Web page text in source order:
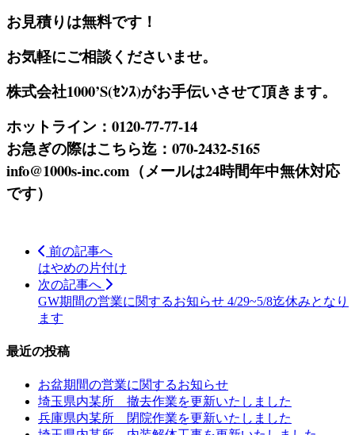
お見積りは無料です！
お気軽にご相談くださいませ。
株式会社1000’S(ｾﾝｽ)がお手伝いさせて頂きます。
ホットライン：0120-77-77-14
お急ぎの際はこちら迄：070-2432-5165
info@1000s-inc.com（メールは24時間年中無休対応
です）
前の記事へ
はやめの片付け
次の記事へ
GW期間の営業に関するお知らせ 4/29~5/8迄休みとなり
ます
最近の投稿
お盆期間の営業に関するお知らせ
埼玉県内某所 撤去作業を更新いたしました
兵庫県内某所 閉院作業を更新いたしました